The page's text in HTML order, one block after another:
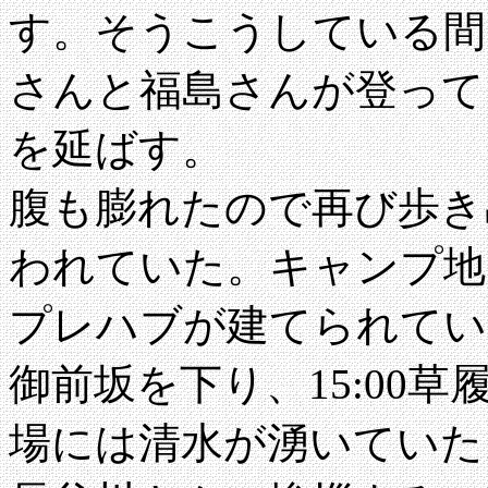
す。そうこうしている
さんと福島さんが登っ
を延ばす。
腹も膨れたので再び歩
われていた。キャンプ
プレハブが建てられて
御前坂を下り、15:00草
場には清水が湧いてい